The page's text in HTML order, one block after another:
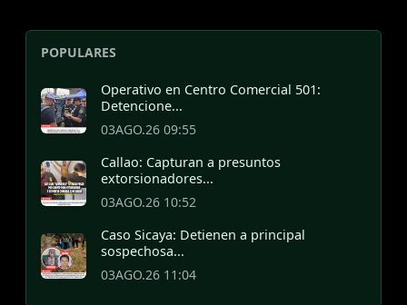
POPULARES
Operativo en Centro Comercial 501:
Detencione...
03AGO.26 09:55
Callao: Capturan a presuntos
extorsionadores...
03AGO.26 10:52
Caso Sicaya: Detienen a principal
sospechosa...
03AGO.26 11:04